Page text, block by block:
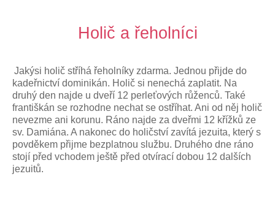
Holič a řeholníci
Jakýsi holič stříhá řeholníky zdarma. Jednou přijde do
kadeřnictví dominikán. Holič si nenechá zaplatit. Na
druhý den najde u dveří 12 perleťových růženců. Také
františkán se rozhodne nechat se ostříhat. Ani od něj holič
nevezme ani korunu. Ráno najde za dveřmi 12 křížků ze
sv. Damiána. A nakonec do holičství zavítá jezuita, který s
povděkem přijme bezplatnou službu. Druhého dne ráno
stojí před vchodem ještě před otvírací dobou 12 dalších
jezuitů.